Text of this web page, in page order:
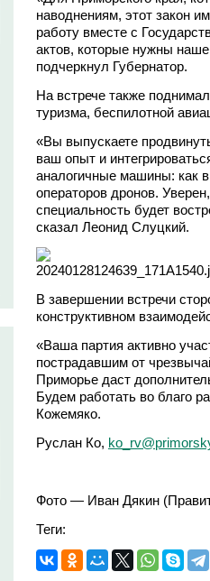
наводнениям, этот закон
работу вместе с
актов, которые нужны
подчеркнул Губернатор.
На встрече также
туризма, беспилотной
«Вы выпускаете
ваш опыт и
аналогичные машины: как в
операторов дронов.
специальность будет
сказал Леонид Слуцкий.
В завершении встречи
конструктивном
«Ваша партия активно
пострадавшим от
Приморье даст
Будем работать во благо
Кожемяко.
Руслан Ко,
Фото — Иван Дякин
Теги: